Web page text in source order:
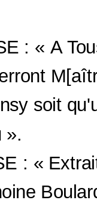
: « A
soit
».
: «